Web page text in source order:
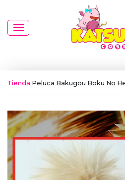
Tienda Peluca Bakugou Boku No